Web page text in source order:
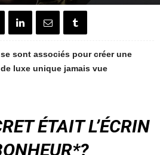
sont associés pour créer une
luxe unique jamais vue
ÉTAIT L’ÉCRIN